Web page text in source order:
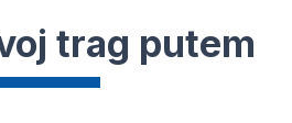
trag putem